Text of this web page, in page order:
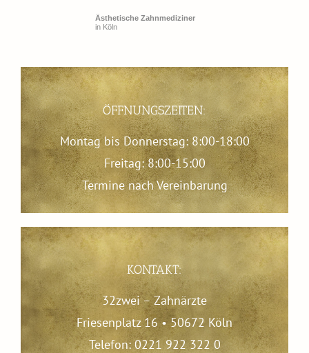
Ästhetische Zahnmediziner
in Köln
ÖFFNUNGSZEITEN:
Montag bis Donnerstag: 8:00-18:00
Freitag: 8:00-15:00
Termine nach Vereinbarung
KONTAKT:
32zwei – Zahnärzte
Friesenplatz 16 • 50672 Köln
Telefon: 0221 922 322 0